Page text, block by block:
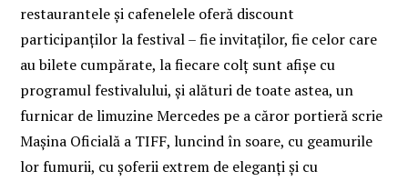
restaurantele și cafenelele oferă discount
participanților la festival – fie invitaților, fie celor care
au bilete cumpărate, la fiecare colț sunt afișe cu
programul festivalului, și alături de toate astea, un
furnicar de limuzine Mercedes pe a căror portieră scrie
Mașina Oficială a TIFF, luncind în soare, cu geamurile
lor fumurii, cu șoferii extrem de eleganți și cu